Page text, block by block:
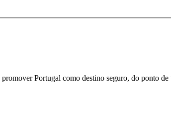
promover Portugal como destino seguro, do ponto